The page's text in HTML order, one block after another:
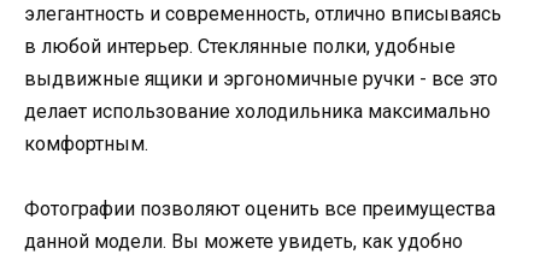
элегантность и современность, отлично вписываясь
в любой интерьер. Стеклянные полки, удобные
выдвижные ящики и эргономичные ручки - все это
делает использование холодильника максимально
комфортным.
Фотографии позволяют оценить все преимущества
данной модели. Вы можете увидеть, как удобно